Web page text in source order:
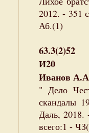
2012. - 351
Аб.(1)
63.3(2)52
И20
Иванов
" Дело
скандалы
Даль, 2018.
всего:1 -